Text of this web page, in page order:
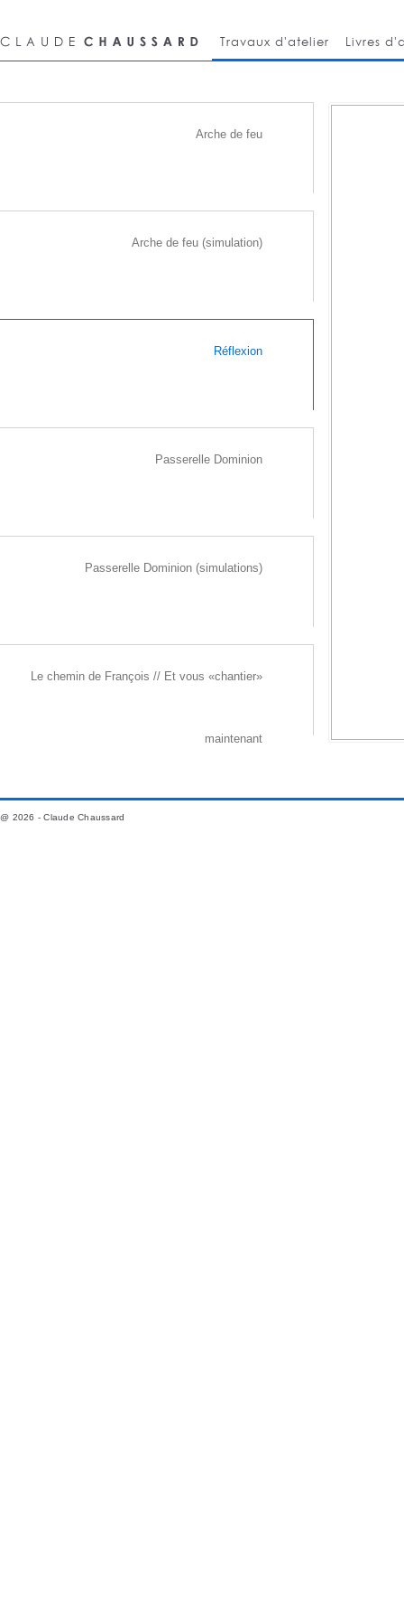
Travaux d'atelier Livres
Arche de feu
Arche de feu (simulation)
Réflexion
Passerelle Dominion
Passerelle Dominion (simulations)
Le chemin de François // Et vous «chantier»
maintenant
RÉFLEXION
2007 Gatineau (Canada)
et traitement paysager : Entrée de ville
@ 2026 - Claude Chaussard